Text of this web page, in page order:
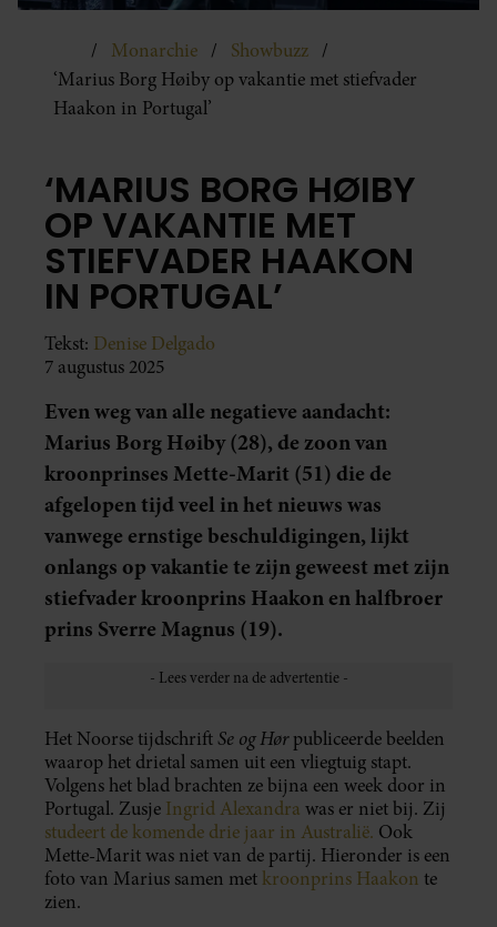
Monarchie
Showbuzz
‘Marius Borg Høiby op vakantie met stiefvader
Haakon in Portugal’
‘MARIUS BORG HØIBY
OP VAKANTIE MET
STIEFVADER HAAKON
IN PORTUGAL’
Tekst: Denise Delgado
7 augustus 2025
Even weg van alle negatieve aandacht:
Marius Borg Høiby (28), de zoon van
kroonprinses Mette-Marit (51) die de
afgelopen tijd veel in het nieuws was
vanwege ernstige beschuldigingen, lijkt
onlangs op vakantie te zijn geweest met zijn
stiefvader kroonprins Haakon en halfbroer
prins Sverre Magnus (19).
Het Noorse tijdschrift Se og Hørpubliceerde beelden
waarop het drietal samen uit een vliegtuig stapt.
Volgens het blad brachten ze bijna een week door in
Portugal. Zusje Ingrid Alexandra was er niet bij. Zij
studeert de komende drie jaar in Australië. Ook
Mette-Marit was niet van de partij. Hieronder is een
foto van Marius samen met kroonprins Haakon te
zien.